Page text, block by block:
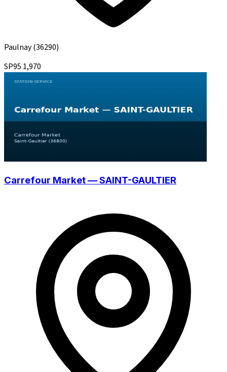
Paulnay(36290)
SP95 1,970
Carrefour Market — SAINT-GAULTIER